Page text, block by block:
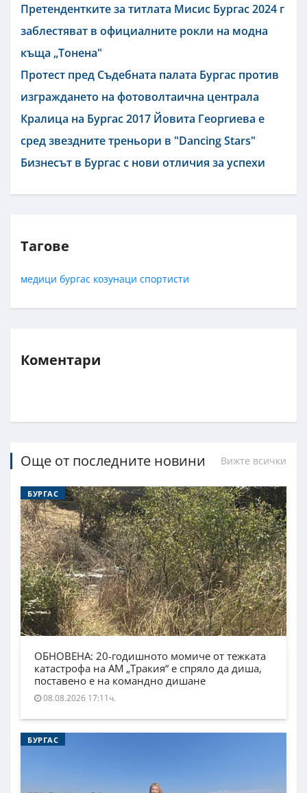
Претендентките за титлата Мисис Бургас 2024 г
заблестяват в официалните рокли на модна
къща „Тонена"
Протест пред Съдебната палата Бургас против
изграждането на фотоволтаична централа
Кралица на Бургас 2017 Йовита Георгиева е
сред звездните треньори в "Dancing Stars"
Бизнесът в Бургас с нови отличия за успехи
Тагове
медици бургас козунаци спортисти
Коментари
Още от последните новини Вижте всички
БУРГАС
ОБНОВЕНА: 20-годишното момиче от тежката
катастрофа на АМ „Тракия“ е спряло да диша,
поставено е на командно дишане
08.08.2026 17:11ч.
БУРГАС